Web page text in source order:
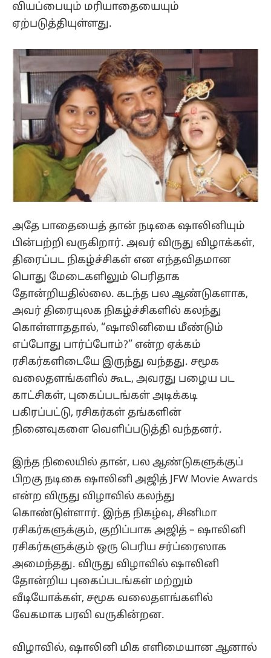
வியப்பையும் மரியாதையையும்
ஏற்படுத்தியுள்ளது.
அதே பாதையைத் தான் நடிகை ஷாலினியும்
பின்பற்றி வருகிறார். அவர் விருது விழாக்கள்,
திரைப்பட நிகழ்ச்சிகள் என எந்தவிதமான
பொது மேடைகளிலும் பெரிதாக
தோன்றியதில்லை. கடந்த பல ஆண்டுகளாக,
அவர் திரையுலக நிகழ்ச்சிகளில் கலந்து
கொள்ளாததால், “ஷாலினியை மீண்டும்
எப்போது பார்ப்போம்?” என்ற ஏக்கம்
ரசிகர்களிடையே இருந்து வந்தது. சமூக
வலைதளங்களில் கூட, அவரது பழைய பட
காட்சிகள், புகைப்படங்கள் அடிக்கடி
பகிரப்பட்டு, ரசிகர்கள் தங்களின்
நினைவுகளை வெளிப்படுத்தி வந்தனர்.
இந்த நிலையில் தான், பல ஆண்டுகளுக்குப்
பிறகு நடிகை ஷாலினி அஜித் JFW Movie Awards
என்ற விருது விழாவில் கலந்து
கொண்டுள்ளார். இந்த நிகழ்வு, சினிமா
ரசிகர்களுக்கும், குறிப்பாக அஜித் – ஷாலினி
ரசிகர்களுக்கும் ஒரு பெரிய சர்ப்ரைஸாக
அமைந்தது. விருது விழாவில் ஷாலினி
தோன்றிய புகைப்படங்கள் மற்றும்
வீடியோக்கள், சமூக வலைதளங்களில்
வேகமாக பரவி வருகின்றன.
விழாவில், ஷாலினி மிக எளிமையான ஆனால்